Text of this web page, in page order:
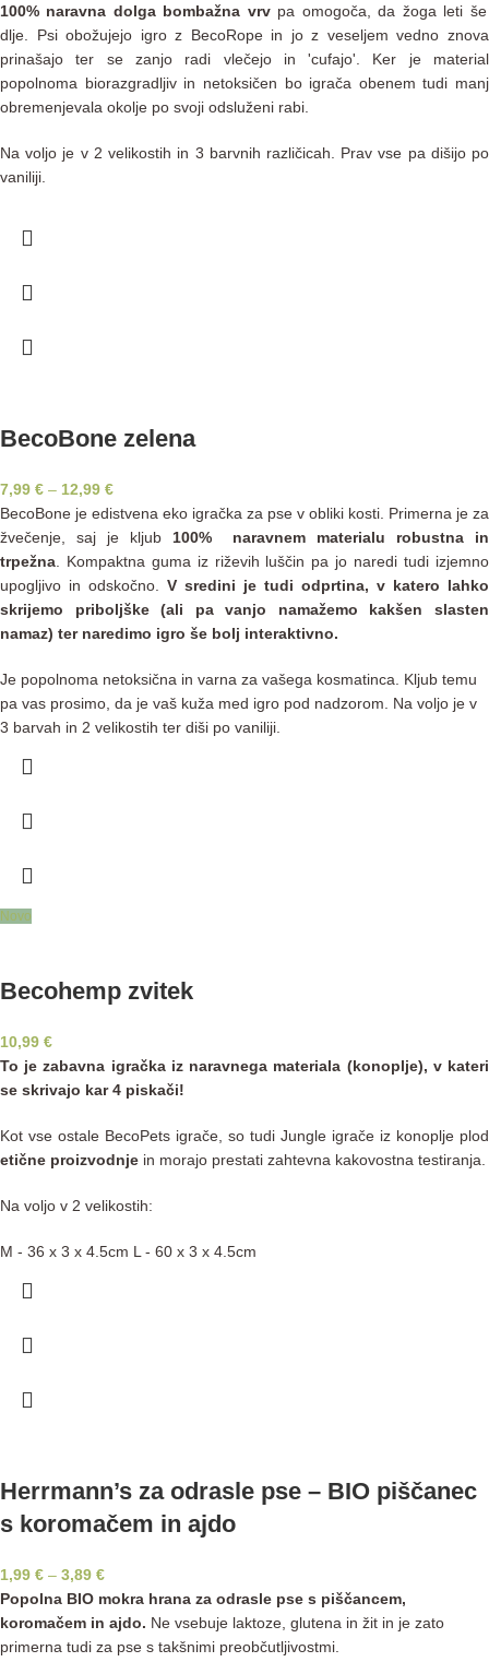
100% naravna dolga bombažna vrvpa omogoča, da žoga leti še
dlje. Psi obožujejo igro z BecoRope in jo z veseljem vedno znova
prinašajo ter se zanjo radi vlečejo in 'cufajo'. Ker je material
popolnoma biorazgradljiv in netoksičen bo igrača obenem tudi manj
obremenjevala okolje po svoji odsluženi rabi.
Na voljo je v 2 velikostih in 3 barvnih različicah. Prav vse pa dišijo po
vaniliji.
BecoBone zelena
7,99 € – 12,99 €
BecoBone je edistvena eko igračka za pse v obliki kosti. Primerna je za
žvečenje, saj je kljub 100% naravnem materialu robustna in
trpežna . Kompaktna guma iz riževih luščin pa jo naredi tudi izjemno
upogljivo in odskočno. V sredini je tudi odprtina, v katero lahko
skrijemo priboljške (ali pa vanjo namažemo kakšen slasten
namaz) ter naredimo igro še bolj interaktivno.
Je popolnoma netoksična in varna za vašega kosmatinca. Kljub temu
pa vas prosimo, da je vaš kuža med igro pod nadzorom. Na voljo je v
3 barvah in 2 velikostih ter diši po vaniliji.
Novo
Becohemp zvitek
10,99 €
To je zabavna igračka iz naravnega materiala (konoplje), v kateri
se skrivajo kar 4 piskači!
Kot vse ostale BecoPets igrače, so tudi Jungle igrače iz konoplje plod
etične proizvodnje in morajo prestati zahtevna kakovostna testiranja.
Na voljo v 2 velikostih:
M - 36 x 3 x 4.5cm L - 60 x 3 x 4.5cm
Herrmann’s za odrasle pse – BIO piščanec
s koromačem in ajdo
1,99 € – 3,89 €
Popolna BIO mokra hrana za odrasle pse s piščancem,
koromačem in ajdo. Ne vsebuje laktoze, glutena in žit in je zato
primerna tudi za pse s takšnimi preobčutljivostmi.